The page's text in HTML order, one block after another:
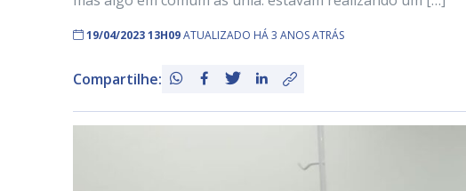
19/04/2023 13H09ATUALIZADO HÁ 3 ANOS ATRÁS
Compartilhe: